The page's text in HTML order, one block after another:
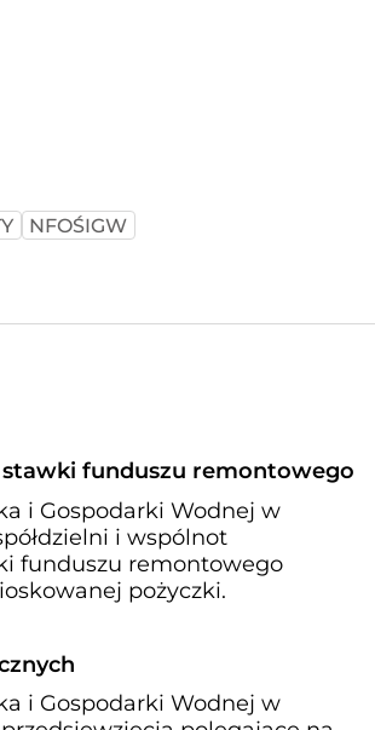
NFOŚIGW
funduszu remontowego
i Gospodarki Wodnej w
i wspólnot
funduszu remontowego
pożyczki.
i Gospodarki Wodnej w